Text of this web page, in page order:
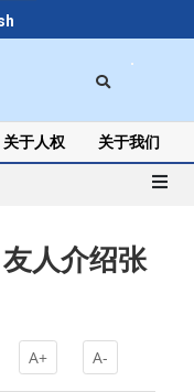
关于人权 关于我们
人介绍张
A+ A-